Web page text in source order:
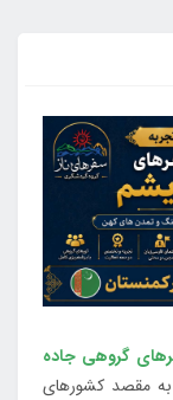
گروهی جاده
به مقصد کشورهای